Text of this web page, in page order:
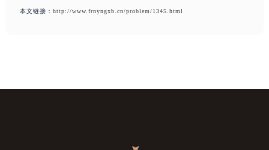
本文链接： http://www.frnyngxb.cn/problem/1345.html